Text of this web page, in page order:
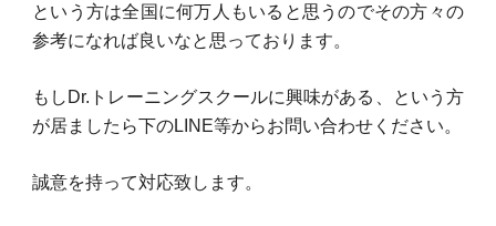
という方は全国に何万人もいると思うのでその方々の
参考になれば良いなと思っております。
もしDr.トレーニングスクールに興味がある、という方
が居ましたら下のLINE等からお問い合わせください。
誠意を持って対応致します。